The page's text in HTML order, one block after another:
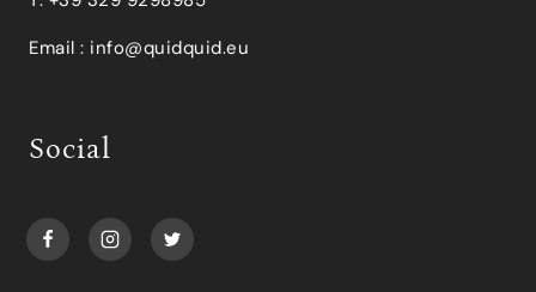
Email : info@quidquid.eu
Social